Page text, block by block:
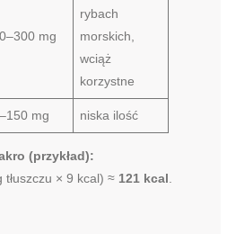
mg
rybach
morskich,
wciąż
korzystne
mg niska ilość
(przykład):
tłuszczu × 9 kcal) ≈ 121 kcal .